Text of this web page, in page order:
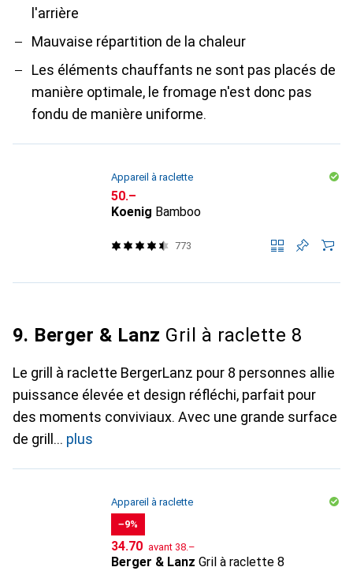
l'arrière
Mauvaise répartition de la chaleur
Les éléments chauffants ne sont pas placés de
manière optimale, le fromage n'est donc pas
fondu de manière uniforme.
Appareil à raclette
CHF
50.–
Koenig Bamboo
773
9. Berger & Lanz Gril à raclette 8
Le grill à raclette BergerLanz pour 8 personnes allie
puissance élevée et design réfléchi, parfait pour
des moments conviviaux. Avec une grande surface
de grill
plus
Appareil à raclette
−9%
CHF
34.70 avant CHF
38.–
Berger & Lanz Gril à raclette 8